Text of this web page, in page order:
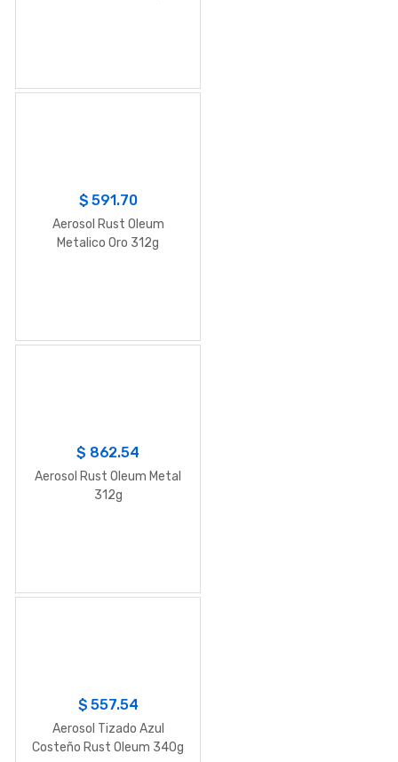
$591.70
Aerosol Rust Oleum
Metalico Oro 312g
$ 862.54
Aerosol Rust Oleum Metal
312g
$557.54
Aerosol Tizado Azul
Costeño Rust Oleum 340g